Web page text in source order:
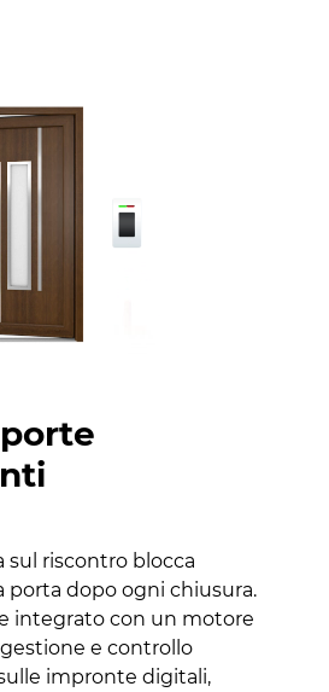
sul riscontro blocca
dopo ogni chiusura.
integrato con un motore
e controllo
impronte digitali,